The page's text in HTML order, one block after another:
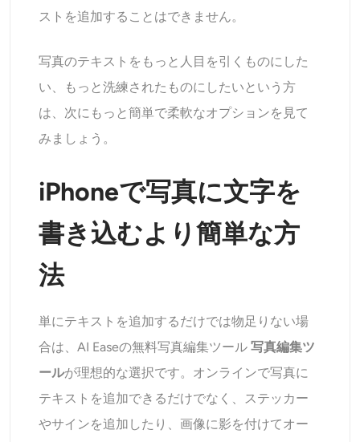
ストを追加することはできません。
写真のテキストをもっと人目を引くものにした
い、もっと洗練されたものにしたいという方
は、次にもっと簡単で柔軟なオプションを見て
みましょう。
iPhoneで写真に文字を
書き込むより簡単な方
法
単にテキストを追加するだけでは物足りない場
合は、AI Easeの無料写真編集ツール写真編集ツ
ールが理想的な選択です。オンラインで写真に
テキストを追加できるだけでなく、ステッカー
やサインを追加したり、画像に影を付けてオー